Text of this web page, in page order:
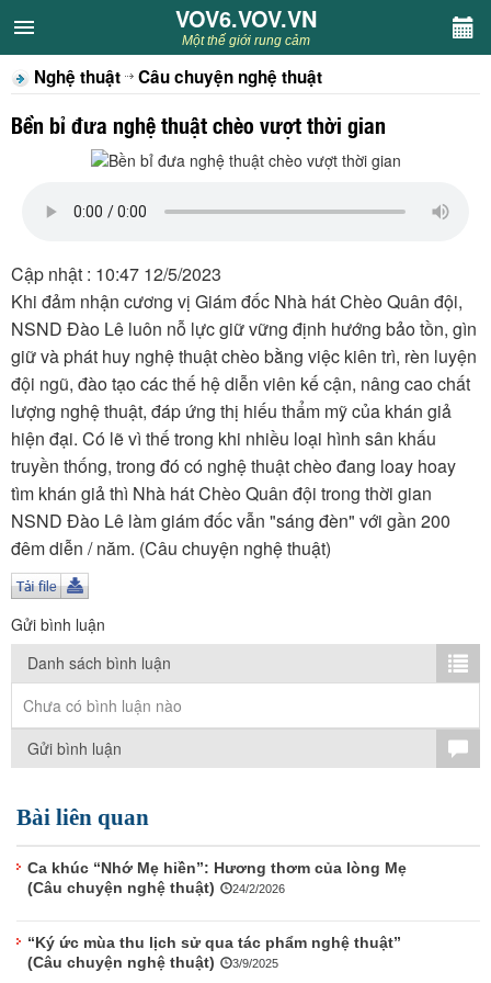
VOV6.VOV.VN
CHUYÊN MỤC
Khách VOV6
Sân khấu
Thiếu nhi
Kết nối VOV6
TÌM KIẾM
Vận hành bởi QI Corp
VOV6.VOV.VN
Một thế giới rung cảm
Nghệ thuật Câu chuyện nghệ thuật
Bền bỉ đưa nghệ thuật chèo vượt thời gian
Cập nhật : 10:47 12/5/2023
Khi đảm nhận cương vị Giám đốc Nhà hát Chèo Quân đội,
NSND Đào Lê luôn nỗ lực giữ vững định hướng bảo tồn, gìn
giữ và phát huy nghệ thuật chèo bằng việc kiên trì, rèn luyện
đội ngũ, đào tạo các thế hệ diễn viên kế cận, nâng cao chất
lượng nghệ thuật, đáp ứng thị hiếu thẩm mỹ của khán giả
hiện đại. Có lẽ vì thế trong khi nhiều loại hình sân khấu
truyền thống, trong đó có nghệ thuật chèo đang loay hoay
tìm khán giả thì Nhà hát Chèo Quân đội trong thời gian
NSND Đào Lê làm giám đốc vẫn "sáng đèn" với gần 200
đêm diễn / năm. (Câu chuyện nghệ thuật)
Gửi bình luận
Danh sách bình luận
Chưa có bình luận nào
Gửi bình luận
Bài liên quan
Ca khúc “Nhớ Mẹ hiền”: Hương thơm của lòng Mẹ
(Câu chuyện nghệ thuật)
24/2/2026
“Ký ức mùa thu lịch sử qua tác phẩm nghệ thuật”
(Câu chuyện nghệ thuật)
3/9/2025